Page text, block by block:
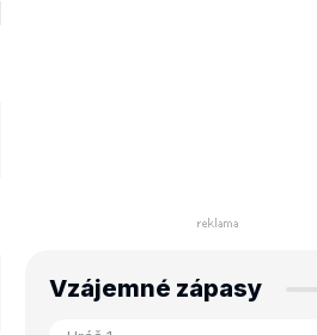
Vzájemné zápasy